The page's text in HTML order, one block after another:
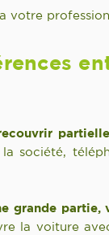
votre
société,
grande
la voiture